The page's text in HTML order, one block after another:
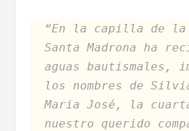
“En la capilla de
Santa Madrona ha
aguas bautismales,
los nombres de
Maria José, la
nuestro querido